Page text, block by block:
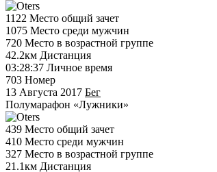
1122 Место общий зачет
1075 Место среди мужчин
720 Место в возрастной группе
42.2км Дистанция
03:28:37 Личное время
703 Номер
13 Августа 2017 Бег
Полумарафон «Лужники»
439 Место общий зачет
410 Место среди мужчин
327 Место в возрастной группе
21.1км Дистанция